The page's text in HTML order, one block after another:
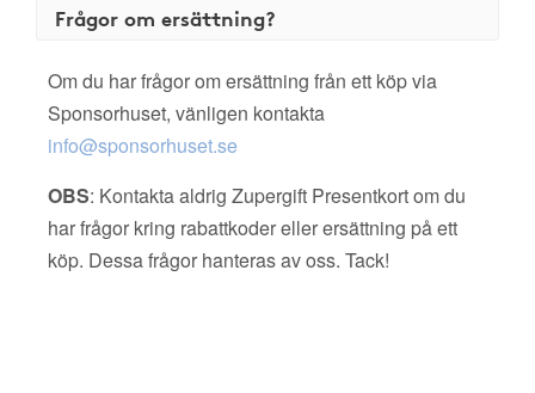
Frågor om ersättning?
Om du har frågor om ersättning från ett köp via
Sponsorhuset, vänligen kontakta
info@sponsorhuset.se
OBS: Kontakta aldrig Zupergift Presentkort om du
har frågor kring rabattkoder eller ersättning på ett
köp. Dessa frågor hanteras av oss. Tack!